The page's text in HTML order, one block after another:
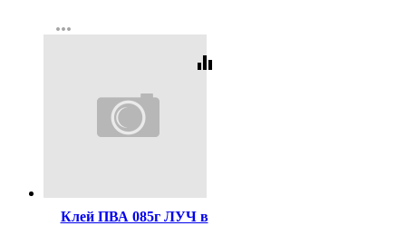
Регистрация
more_horiz
equalizer
Клей ПВА 085г ЛУЧ в